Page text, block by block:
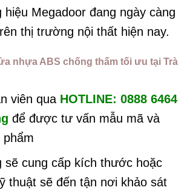
Megadoor đang ngày càng
thị trường nội thất hiện nay.
nhựa ABS chống thấm tối ưu tại Trà
viên qua HOTLINE: 0888 6464
để được tư vấn mẫu mã và
phẩm
sẽ cung cấp kích thước hoặc
thuật sẽ đến tận nơi khảo sát